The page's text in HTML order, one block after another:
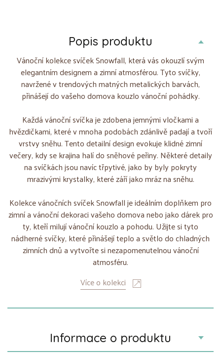
Popis produktu
Vánoční kolekce svíček Snowfall, která vás okouzlí svým
elegantním designem a zimní atmosférou. Tyto svíčky,
navržené v trendových matných metalických barvách,
přinášejí do vašeho domova kouzlo vánoční pohádky.
Každá vánoční svíčka je zdobena jemnými vločkami a
hvězdičkami, které v mnoha podobách zdánlivě padají a tvoří
vrstvy sněhu. Tento detailní design evokuje klidné zimní
večery, kdy se krajina halí do sněhové peřiny. Některé detaily
na svíčkách jsou navíc třpytivé, jako by byly pokryty
mrazivými krystalky, které září jako mráz na sněhu.
Kolekce vánočních svíček Snowfall je ideálním doplňkem pro
zimní a vánoční dekoraci vašeho domova nebo jako dárek pro
ty, kteří milují vánoční kouzlo a pohodu. Užijte si tyto
nádherné svíčky, které přinášejí teplo a světlo do chladných
zimních dnů a vytvořte si nezapomenutelnou vánoční
atmosféru.
Více o kolekci
Informace o produktu